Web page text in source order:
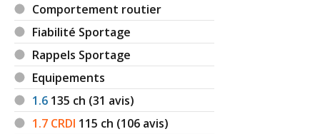
Comportement routier
Fiabilité Sportage
Rappels Sportage
Equipements
1.6 135 ch (31 avis)
1.7 CRDI 115 ch (106 avis)